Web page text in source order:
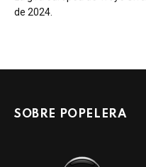
de 2024.
SOBRE POPELERA